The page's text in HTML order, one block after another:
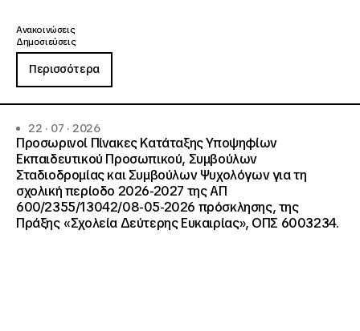
Ανακοινώσεις
Δημοσιεύσεις
Περισσότερα
22 · 07 · 2026
Προσωρινοί Πίνακες Κατάταξης Υποψηφίων
Εκπαιδευτικού Προσωπικού, Συμβούλων
Σταδιοδρομίας και Συμβούλων Ψυχολόγων για τη
σχολική περίοδο 2026-2027 της ΑΠ
600/2355/13042/08-05-2026 πρόσκλησης, της
Πράξης «Σχολεία Δεύτερης Ευκαιρίας», ΟΠΣ 6003234.